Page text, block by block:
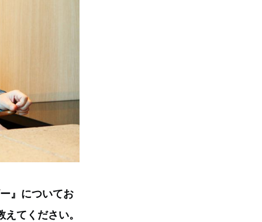
』についてお
てください。